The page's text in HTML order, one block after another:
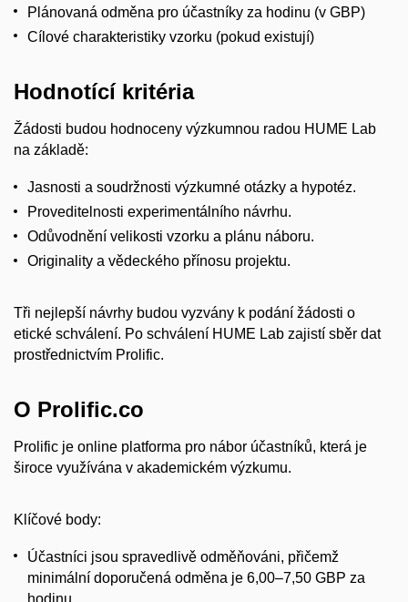
Plánovaná odměna pro účastníky za hodinu (v GBP)
Cílové charakteristiky vzorku (pokud existují)
Hodnotící kritéria
Žádosti budou hodnoceny výzkumnou radou HUME Lab
na základě:
Jasnosti a soudržnosti výzkumné otázky a hypotéz.
Proveditelnosti experimentálního návrhu.
Odůvodnění velikosti vzorku a plánu náboru.
Originality a vědeckého přínosu projektu.
Tři nejlepší návrhy budou vyzvány k podání žádosti o
etické schválení. Po schválení HUME Lab zajistí sběr dat
prostřednictvím Prolific.
O Prolific.co
Prolific je online platforma pro nábor účastníků, která je
široce využívána v akademickém výzkumu.
Klíčové body:
Účastníci jsou spravedlivě odměňováni, přičemž
minimální doporučená odměna je 6,00–7,50 GBP za
hodinu.